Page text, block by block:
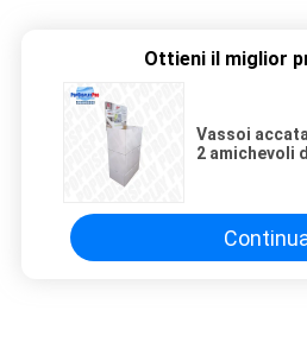
Ottieni il miglior
Vassoi
2 amichevoli